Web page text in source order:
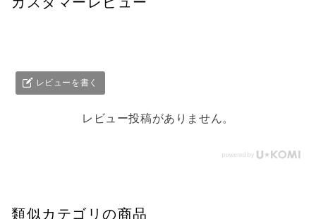
レビューを書く
レビュー投稿がありません。
類似カテゴリの商品